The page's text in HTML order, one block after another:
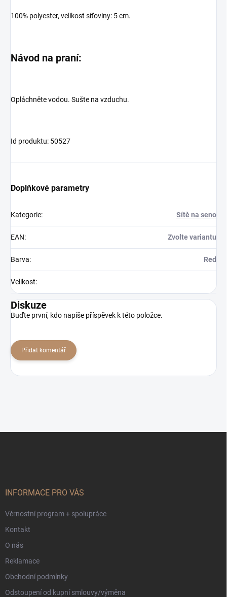
100% polyester, velikost síťoviny: 5 cm.
Návod na praní:
Opláchněte vodou. Sušte na vzduchu.
Id produktu: 50527
Doplňkové parametry
Kategorie: Sítě na seno
EAN: Zvolte variantu
Barva: Red
Velikost:
Diskuze
Buďte první, kdo napíše příspěvek k této položce.
Přidat komentář
INFORMACE PRO VÁS
Věrnostní program + spolupráce
Kontakt
O nás
Reklamace
Obchodní podmínky
Odstoupení od kupní smlouvy/výměna